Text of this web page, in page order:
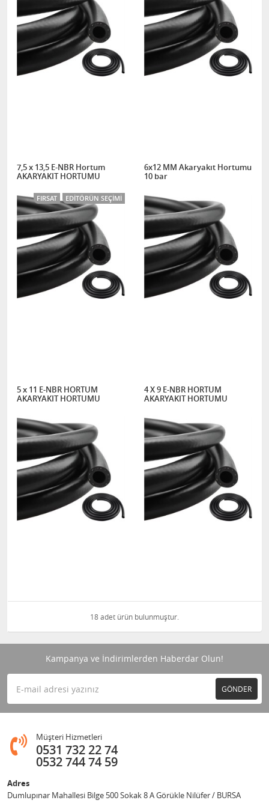
7,5 x 13,5 E-NBR Hortum
AKARYAKIT HORTUMU
FIRSAT EDITÖRÜN SEÇIMI
6x12 MM Akaryakıt Hortumu
10 bar
5 x 11 E-NBR HORTUM
AKARYAKIT HORTUMU
4 X 9 E-NBR HORTUM
AKARYAKIT HORTUMU
18 adet ürün bulunmuştur.
Kampanya ve İndirimlerden Haberdar Olun!
GÖNDER
Müşteri Hizmetleri
0531 732 22 74
0532 744 74 59
Adres
Dumlupınar Mahallesi Bilge 500 Sokak 8 A Görükle Nilüfer / BURSA